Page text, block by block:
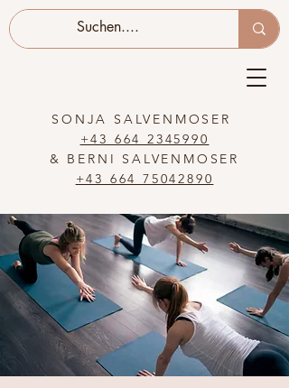
SONJA SALVENMOSER
+43 664 2345990
& BERNI SALVENMOSER
+43 664 75042890